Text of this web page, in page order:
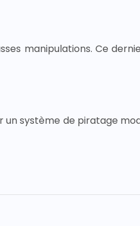
manipulations. Ce
système de piratage